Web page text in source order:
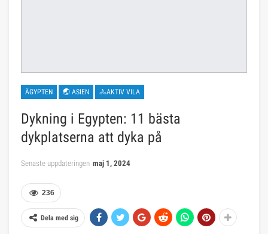
ÄGYPTEN 🌏 ASIEN 🚴AKTIV VILA
Dykning i Egypten: 11 bästa
dykplatserna att dyka på
Senaste uppdateringen maj 1, 2024
236
Dela med sig